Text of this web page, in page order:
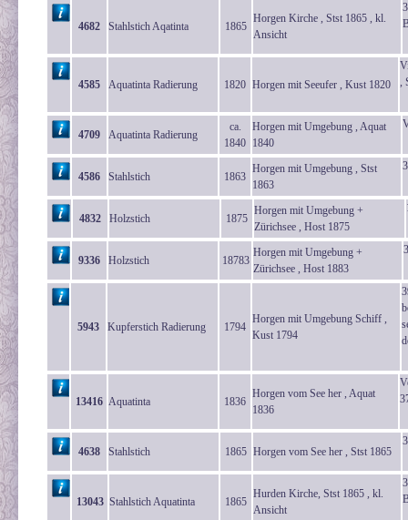
4682 Stahlstich Aqatinta 1865
Horgen Kirche , Stst 1865 , kl.
Ansicht
4585 Aquatinta Radierung 1820 Horgen mit Seeufer , Kust 1820
,
4709 Aquatinta Radierung
ca.
1840
Horgen mit Umgebung , Aquat
1840
4586 Stahlstich 1863
Horgen mit Umgebung , Stst
1863
4832 Holzstich 1875
Horgen mit Umgebung +
Zürichsee , Host 1875
9336 Holzstich 18783
Horgen mit Umgebung +
Zürichsee , Host 1883
5943 Kupferstich Radierung 1794
Horgen mit Umgebung Schiff ,
Kust 1794
13416 Aquatinta 1836
Horgen vom See her , Aquat
1836
4638 Stahlstich 1865 Horgen vom See her , Stst 1865
13043 Stahlstich Aquatinta 1865
Hurden Kirche, Stst 1865 , kl.
Ansicht